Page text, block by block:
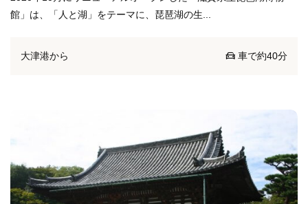
館」は、「人と湖」をテーマに、琵琶湖の生...
大津港から 車で約40分